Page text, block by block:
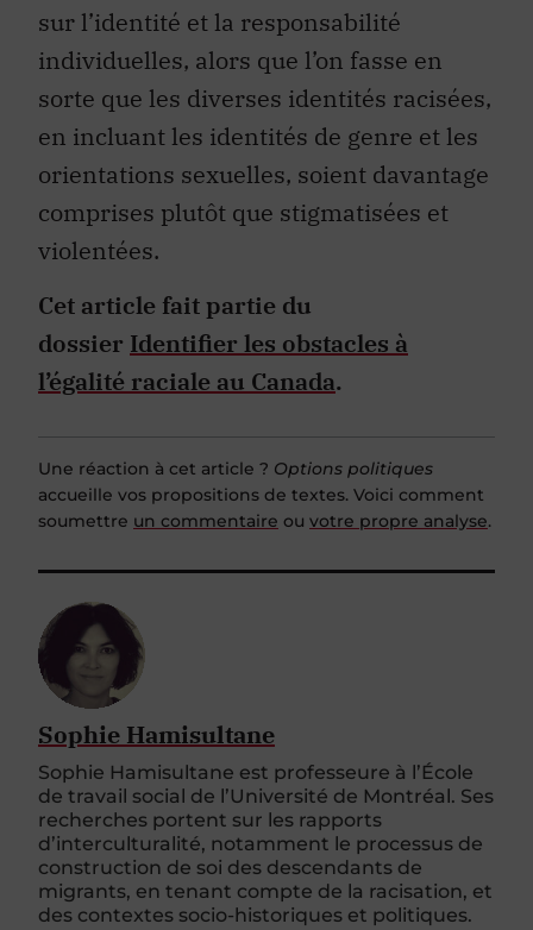
sur l’identité et la responsabilité
individuelles, alors que l’on fasse en
sorte que les diverses identités racisées,
en incluant les identités de genre et les
orientations sexuelles, soient davantage
comprises plutôt que stigmatisées et
violentées.
Cet article fait partie du
dossier Identifier les obstacles à
l’égalité raciale au Canada.
Une réaction à cet article ? Options politiques
accueille vos propositions de textes. Voici comment
soumettre un commentaire ou votre propre analyse.
Sophie Hamisultane
Sophie Hamisultane est professeure à l’École
de travail social de l’Université de Montréal. Ses
recherches portent sur les rapports
d’interculturalité, notamment le processus de
construction de soi des descendants de
migrants, en tenant compte de la racisation, et
des contextes socio-historiques et politiques.